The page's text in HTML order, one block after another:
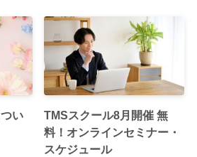
い
TMSスクール8月開催 無
料！オンラインセミナー・
スケジュール